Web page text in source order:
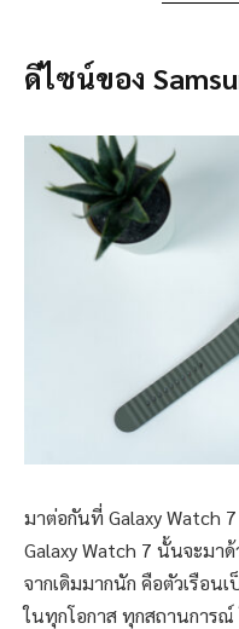
ดีไซน์ของ
มาต่อกันที่ Galaxy Watch
Galaxy Watch 7 นั้นจะมา
จากเดิมมากนัก คือตัวเรือน
ในทุกโอกาส ทุกสถานการ